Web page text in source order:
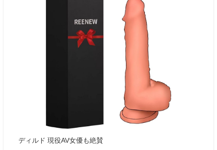
ディルド 現役AV女優も絶賛